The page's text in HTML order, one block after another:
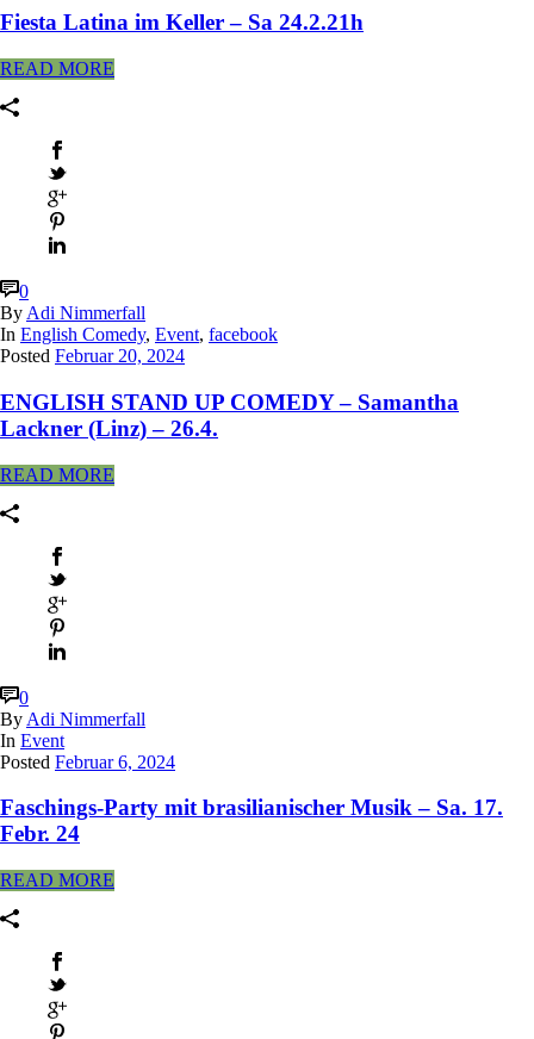
Fiesta Latina im Keller – Sa 24.2.21h
READ MORE
0
By Adi Nimmerfall
In English Comedy, Event, facebook
Posted Februar 20, 2024
ENGLISH STAND UP COMEDY – Samantha
Lackner (Linz) – 26.4.
READ MORE
0
By Adi Nimmerfall
In Event
Posted Februar 6, 2024
Faschings-Party mit brasilianischer Musik – Sa. 17.
Febr. 24
READ MORE